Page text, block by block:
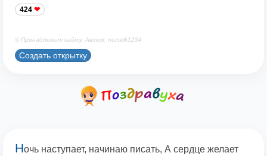
424
© Принадлежит сайту. Автор: nurselk1234
Создать открытку
Ночь наступает, начинаю писать, А сердце желает